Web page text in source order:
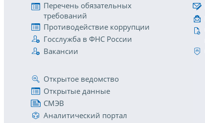
Перечень обязательных
требований
Противодействие коррупции
Госслужба в ФНС России
Вакансии
Открытое ведомство
Открытые данные
СМЭВ
Аналитический портал